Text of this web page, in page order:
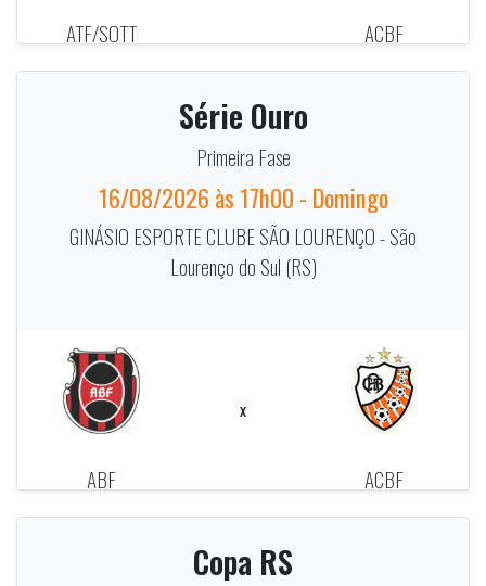
ATF/SOTT
ALIMENTOS
ACBF
Série Ouro
Primeira Fase
16/08/2026 às 17h00 - Domingo
GINÁSIO ESPORTE CLUBE SÃO LOURENÇO - São
Lourenço do Sul (RS)
ABF
x
ACBF
Copa RS